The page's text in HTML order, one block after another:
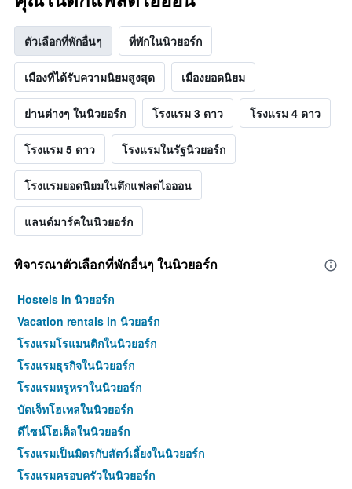
ตัวเลือกที่พักอื่นๆ ที่พักในนิวยอร์ก
เมืองที่ได้รับความนิยมสูงสุด เมืองยอดนิยม
ย่านต่างๆ ในนิวยอร์ก โรงแรม 3 ดาว โรงแรม 4 ดาว
โรงแรม 5 ดาว โรงแรมในรัฐนิวยอร์ก
โรงแรมยอดนิยมในตึกแฟลตไอออน
แลนด์มาร์คในนิวยอร์ก
พิจารณาตัวเลือกที่พักอื่นๆ ในนิวยอร์ก
Hostels in นิวยอร์ก
Vacation rentals in นิวยอร์ก
โรงแรมโรแมนติกในนิวยอร์ก
โรงแรมธุรกิจในนิวยอร์ก
โรงแรมหรูหราในนิวยอร์ก
บัดเจ็ทโฮเทลในนิวยอร์ก
ดีไซน์โฮเต็ลในนิวยอร์ก
โรงแรมเป็นมิตรกับสัตว์เลี้ยงในนิวยอร์ก
โรงแรมครอบครัวในนิวยอร์ก